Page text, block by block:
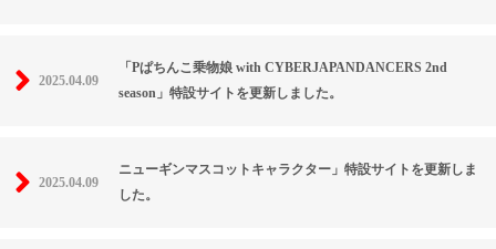
2025.04.09
「Pぱちんこ乗物娘 with CYBERJAPANDANCERS 2nd
season」特設サイトを更新しました。
2025.04.09
ニューギンマスコットキャラクター」特設サイトを更新しま
した。